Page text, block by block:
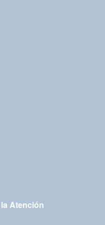
Atención